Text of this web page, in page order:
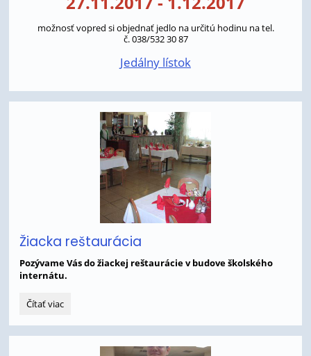
možnosť vopred si objednať jedlo na určitú hodinu na tel.
č. 038/532 30 87
Jedálny lístok
Žiacka reštaurácia
Pozývame Vás do žiackej reštaurácie v budove školského
internátu.
Žiacka
Čítať viac